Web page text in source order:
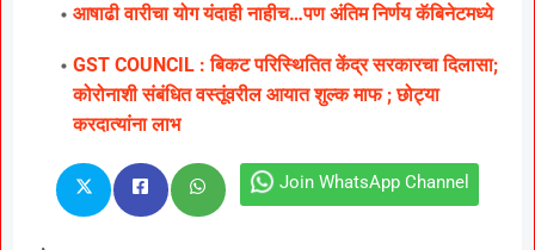
आषाढी वारीचा योग यंदाही नाहीच…पण अंतिम निर्णय कॅबिनेटमध्ये
GST COUNCIL : बिकट परिस्थितित केंद्र सरकारचा दिलासा;
कोरोनाशी संबंधित वस्तूंवरील आयात शुल्क माफ ; छोट्या
करदात्यांना लाभ
Join WhatsApp Channel